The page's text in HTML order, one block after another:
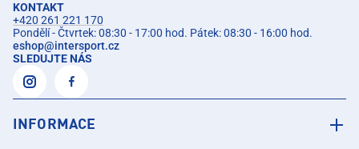
KONTAKT
+420 261 221 170
Pondělí - Čtvrtek: 08:30 - 17:00 hod. Pátek: 08:30 - 16:00 hod.
eshop@intersport.cz
SLEDUJTE NÁS
INFORMACE